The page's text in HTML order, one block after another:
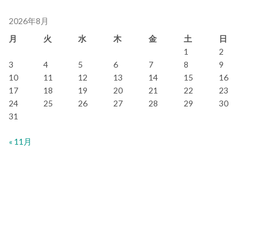
2026年8月
月
火 水 木 金 土
日
1
2
3
4 5 6 7 8
9
10
11 12 13 14 15
16
17
18 19 20 21 22
23
24
25 26 27 28 29
30
31
« 11月